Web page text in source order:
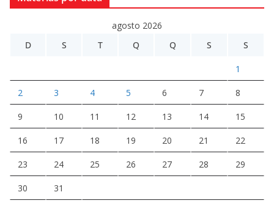
agosto 2026
D
S T Q Q S S
1
2 3 4 5 6 7 8
9 10 11 12 13 14 15
16 17 18 19 20 21 22
23 24 25 26 27 28 29
30 31